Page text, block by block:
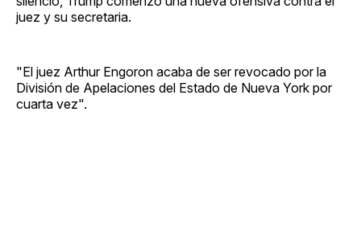
juez y su secretaria.
"El juez Arthur Engoron acaba de ser revocado por la
División de Apelaciones del Estado de Nueva York por
cuarta vez".